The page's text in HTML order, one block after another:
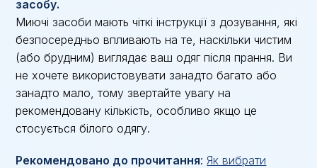
засобу.
Миючі засоби мають чіткі інструкції з дозування, які
безпосередньо впливають на те, наскільки чистим
(або брудним) виглядає ваш одяг після прання. Ви
не хочете використовувати занадто багато або
занадто мало, тому звертайте увагу на
рекомендовану кількість, особливо якщо це
стосується білого одягу.
Рекомендовано до прочитання: Як вибрати